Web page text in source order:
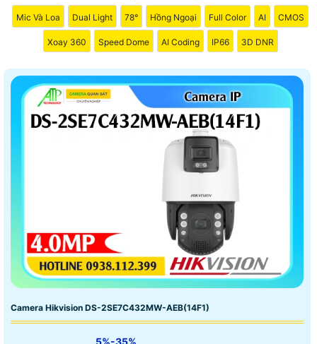
Mic Và Loa Dual Light 78° Hồng Ngoại Full Color AI CMOS
Xoay 360 Speed Dome AI Coding IP66 3D DNR
Camera Hikvision DS-2SE7C432MW-AEB(14F1)
5%-35%